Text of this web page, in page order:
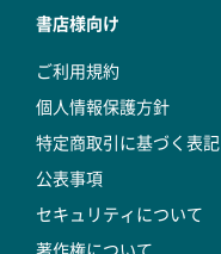
書店様向け
ご利用規約
個人情報保護方針
特定商取引に基づく表記
公表事項
セキュリティについて
著作権について